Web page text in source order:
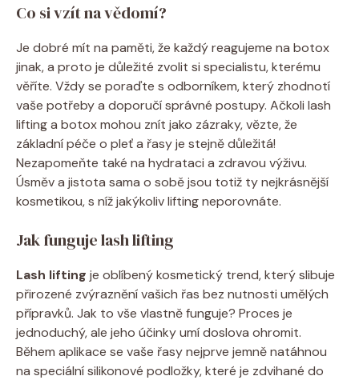
Co si vzít na vědomí?
Je dobré mít na paměti, že každý reagujeme na botox
jinak, a proto je důležité zvolit si specialistu, kterému
věříte. Vždy se poraďte s odborníkem, který zhodnotí
vaše potřeby a doporučí správné postupy. Ačkoli lash
lifting a botox mohou znít jako zázraky, vězte, že
základní péče o pleť a řasy je stejně důležitá!
Nezapomeňte také na hydrataci a zdravou výživu.
Úsměv a jistota sama o sobě jsou totiž ty nejkrásnější
kosmetikou, s níž jakýkoliv lifting neporovnáte.
Jak funguje lash lifting
Lash lifting je oblíbený kosmetický trend, který slibuje
přirozené zvýraznění vašich řas bez nutnosti umělých
přípravků. Jak to vše vlastně funguje? Proces je
jednoduchý, ale jeho účinky umí doslova ohromit.
Během aplikace se vaše řasy nejprve jemně natáhnou
na speciální silikonové podložky, které je zdvihané do